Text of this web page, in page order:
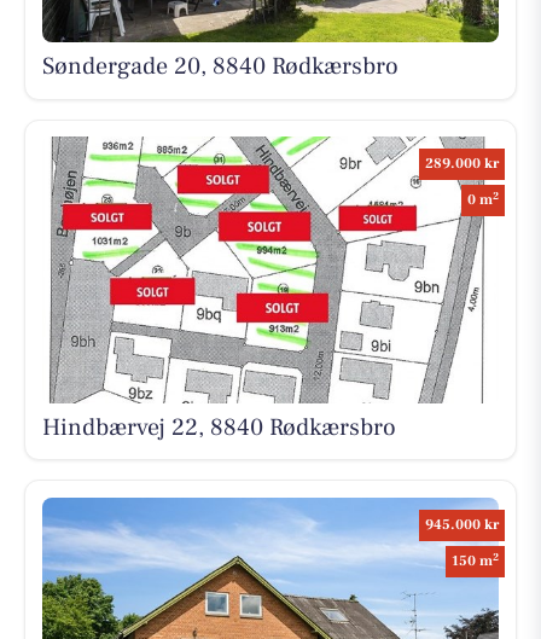
Søndergade 20, 8840 Rødkærsbro
289.000 kr
0 m2
Hindbærvej 22, 8840 Rødkærsbro
945.000 kr
150 m2